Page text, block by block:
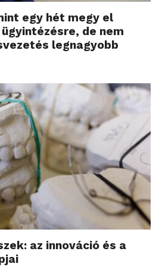
egy hét megy el
de nem
legnagyobb
az innováció és a